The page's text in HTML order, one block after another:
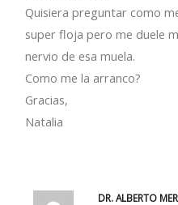
Quisiera preguntar como
super floja pero me duele
nervio de esa muela.
Como me la arranco?
Gracias,
Natalia
DR. ALBERTO